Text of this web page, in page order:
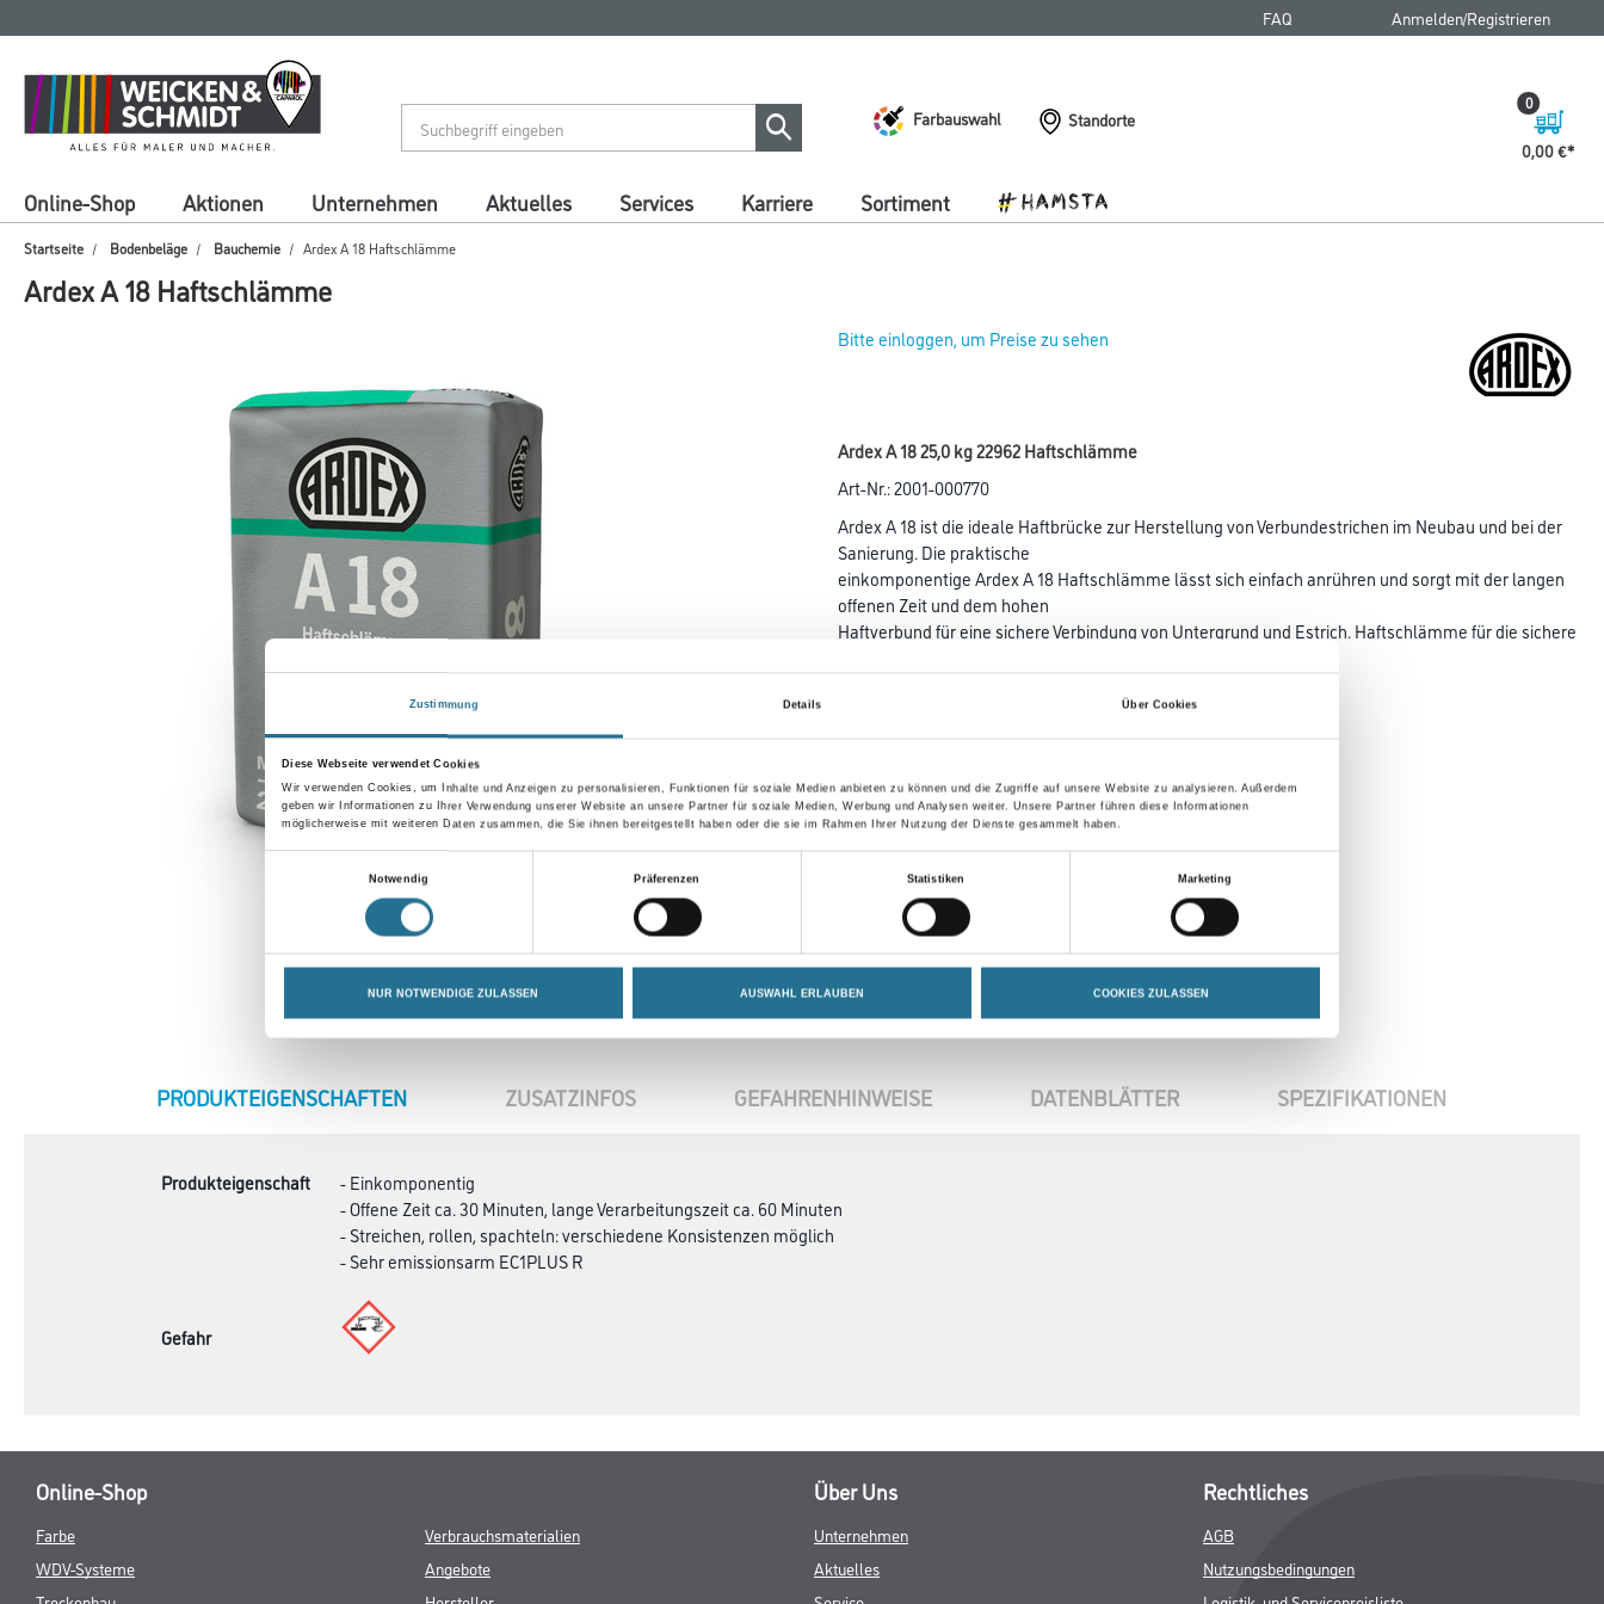
Zustimmung Details Über Cookies
Diese Webseite verwendet Cookies
Wir verwenden Cookies, um Inhalte und Anzeigen zu personalisieren, Funktionen für soziale Medien anbieten zu können und die Zugriffe auf unsere Website zu analysieren. Außerdem
geben wir Informationen zu Ihrer Verwendung unserer Website an unsere Partner für soziale Medien, Werbung und Analysen weiter. Unsere Partner führen diese Informationen
möglicherweise mit weiteren Daten zusammen, die Sie ihnen bereitgestellt haben oder die sie im Rahmen Ihrer Nutzung der Dienste gesammelt haben.
Notwendig
Präferenzen Statistiken Marketing
NUR NOTWENDIGE ZULASSEN AUSWAHL ERLAUBEN COOKIES ZULASSEN
springen
springen
FAQ Anmelden/Registrieren
Farbauswahl
Standorte
0,00 €
0
Online-Shop Aktionen Unternehmen Aktuelles Services Karriere Sortiment
Startseite Bodenbeläge Bauchemie Ardex A 18 Haftschlämme
Ardex A 18 Haftschlämme
Bitte einloggen, um Preise zu sehen
Ardex A 18 25,0 kg 22962 Haftschlämme
Art-Nr.:2001-000770
Ardex A 18 ist die ideale Haftbrücke zur Herstellung von Verbundestrichen im Neubau und bei der
Sanierung. Die praktische
einkomponentige Ardex A 18 Haftschlämme lässt sich einfach anrühren und sorgt mit der langen
offenen Zeit und dem hohen
Haftverbund für eine sichere Verbindung von Untergrund und Estrich. Haftschlämme für die sichere
CURRENT
PRODUKTEIGENSCHAFTEN ZUSATZINFOS GEFAHRENHINWEISE DATENBLÄTTER SPEZIFIKATIONEN
Produkteigenschaft
- Einkomponentig
- Offene Zeit ca. 30 Minuten, lange Verarbeitungszeit ca. 60 Minuten
- Streichen, rollen, spachteln: verschiedene Konsistenzen möglich
- Sehr emissionsarm EC1PLUS R
Gefahr
Online-Shop
Farbe
WDV-Systeme
Verbrauchsmaterialien
Angebote
Über Uns
Unternehmen
Aktuelles
Rechtliches
AGB
Nutzungsbedingungen